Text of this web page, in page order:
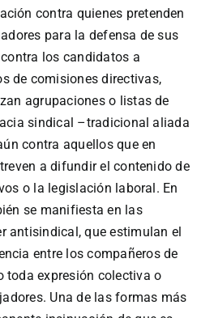
contra quienes pretenden
para la defensa de sus
los candidatos a
de comisiones directivas,
agrupaciones o listas de
sindical –tradicional aliada
contra aquellos que en
a difundir el contenido de
o la legislación laboral. En
se manifiesta en las
antisindical, que estimulan el
entre los compañeros de
toda expresión colectiva o
Una de las formas más